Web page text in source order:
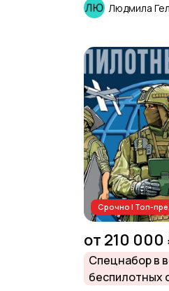
Людмила
Срочно | Топ-
от 210 000
Спецнабор в
беспилотных